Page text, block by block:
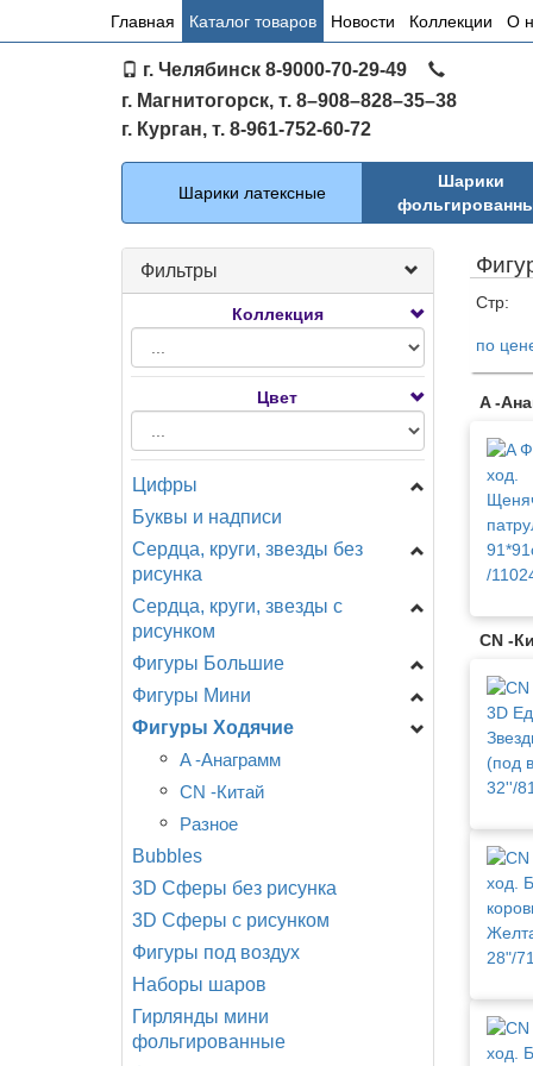
Основное
Главная Каталог товаров Новости Коллекции О
г. Челябинск 8-9000-70-29-49
г. Магнитогорск, т. 8–908–828–35–38
г. Курган, т. 8-961-752-60-72
Каталог
Шарики латексные
Шарики
Фильтры
Коллекция
Цвет
Цифры
Цифры Мини
Цифры на подставке
A - Анаграмм (США)
AG - Agura
(ИСПАНИЯ)
CTI - США
GR - Италия
CN - Китай
Разное
Буквы и надписи
Сердца, круги, звезды без
рисунка
Звезды
Сердца
Круги
Специальные
Сердца, круги, звезды с
рисунком
День Рождения
Новорождённым
Разное
Любовь, свадьба.
Детская тематика,
мультфильмы.
События, праздники.
Смайлы, улыбки.
Поздравляю!
Фигуры Большие
Головы
Девочки, мальчики...
День рождения
Еда, напитки
Животные
Любовь, свадьба
Морские обитатели
Мультфильмы, сказки ...
Новорождённые
Птицы, насекомые
Разное
Растения
Фигуры Мини
Shake, шар с ручкой
Головы
Девочки, мальчики
Динозавры, драконы
Еда, напитки
Животные
Мультфильмы
Новорожденные
Подводный мир
Птицы, бабочки,
насекомые
Фигуры Ходячие
A -Анаграмм
CN -Китай
Разное
Bubbles
3D Сферы без рисунка
3D Сферы с рисунком
Фигуры под воздух
Наборы шаров
Гирлянды мини
фольгированные
Стр:
по
A -
CN -